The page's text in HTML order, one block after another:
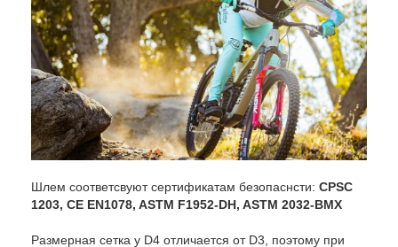
Шлем соответсвуют сертификатам безопаснсти: CPSC
1203, CE EN1078, ASTM F1952-DH, ASTM 2032-BMX
Размерная сетка у D4 отличается от D3, поэтому при